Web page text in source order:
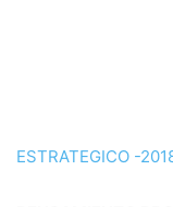
ESTRATEGICO -